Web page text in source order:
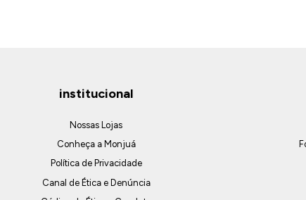
institucional
Nossas Lojas
Conheça a Monjuá
Política de Privacidade
Canal de Ética e Denúncia